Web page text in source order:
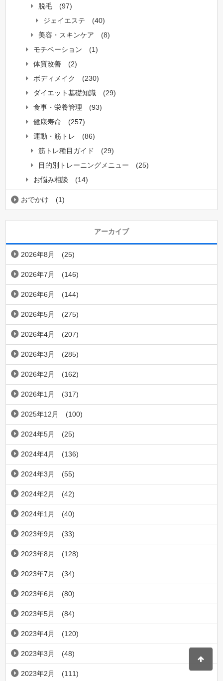
脱毛
(97)
ジェイエステ
(40)
美容・スキンケア
(8)
モチベーション
(1)
体質改善
(2)
ボディメイク
(230)
ダイエット基礎知識
(29)
食事・栄養管理
(93)
健康寿命
(257)
運動・筋トレ
(86)
筋トレ種目ガイド
(29)
目的別トレーニングメニュー
(25)
お悩み相談
(14)
おでかけ (1)
アーカイブ
2026年8月 (25)
2026年7月 (146)
2026年6月 (144)
2026年5月 (275)
2026年4月 (207)
2026年3月 (285)
2026年2月 (162)
2026年1月 (317)
2025年12月 (100)
2024年5月 (25)
2024年4月 (136)
2024年3月 (55)
2024年2月 (42)
2024年1月 (40)
2023年9月 (33)
2023年8月 (128)
2023年7月 (34)
2023年6月 (80)
2023年5月 (84)
2023年4月 (120)
2023年3月 (48)
2023年2月 (111)